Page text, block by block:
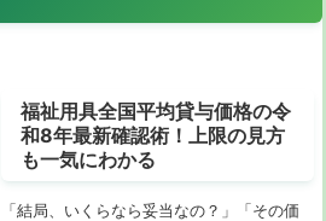
福祉用具全国平均貸与価格の令
和8年最新確認術！上限の見方
も一気にわかる
「結局、いくらなら妥当なの？」「その価